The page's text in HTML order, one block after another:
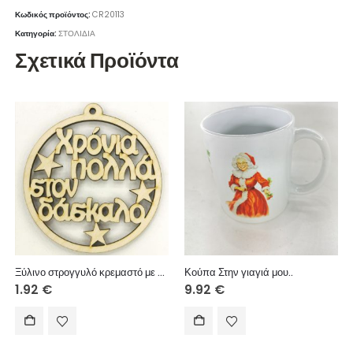
Κωδικός προϊόντος:CR20113
Κατηγορία:ΣΤΟΛΙΔΙΑ
Σχετικά Προϊόντα
Ξύλινο στρογγυλό κρεμαστό με ευχές (Χρόνια Πολλά στον δάσκαλο) 10 εκ.
1.92 €
Κούπα Στην γιαγιά μου..
9.92 €